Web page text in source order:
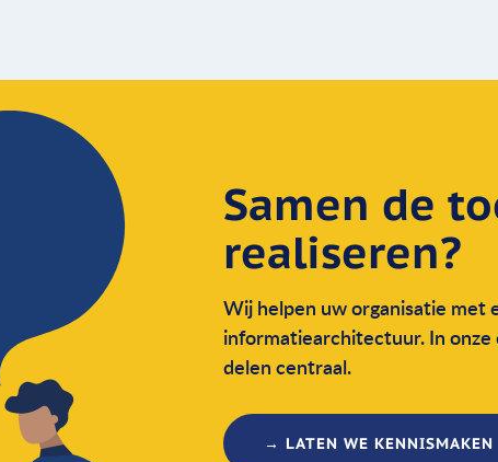
Samen de
realiseren?
Wij helpen uw organisatie met
informatie­architectuur. In
delen centraal.
→ LATEN WE KENNISMAKEN